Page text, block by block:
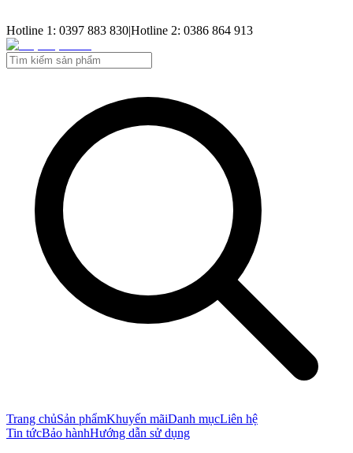
Hotline 1: 0397 883 830|Hotline 2: 0386 864 913
Trang chủSản phẩmKhuyến mãiDanh mụcLiên hệ
Tin tứcBảo hànhHướng dẫn sử dụng